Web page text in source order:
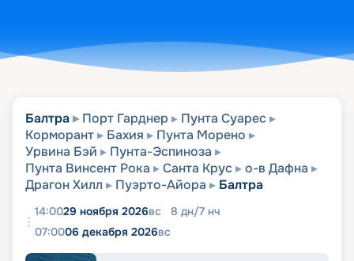
Балтра Порт Гарднер
Пунта Суарес
Корморант
Бахия
Пунта Морено
Урвина Бэй
Пунта-Эспиноза
Пунта Винсент Рока
Санта Круc
о-в Дафна
Драгон Хилл
Пуэрто-Айора Балтра
14:0029 ноября 2026вс 8 дн/7 нч
07:0006 декабря 2026вс